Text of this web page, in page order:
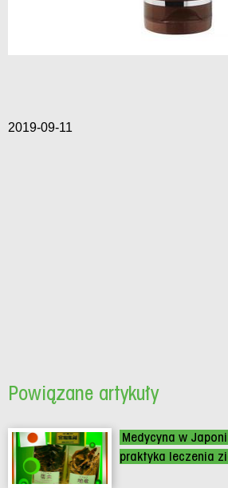
2019-09-11
Powiązane artykuły
Medycyna w
praktyka leczenia